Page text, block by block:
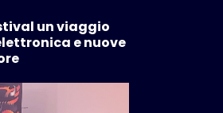
un viaggio
e nuove